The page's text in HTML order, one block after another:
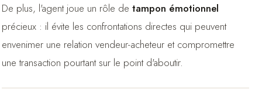
De plus, l'agent joue un rôle de tampon émotionnel
précieux : il évite les confrontations directes qui peuvent
envenimer une relation vendeur-acheteur et compromettre
une transaction pourtant sur le point d'aboutir.